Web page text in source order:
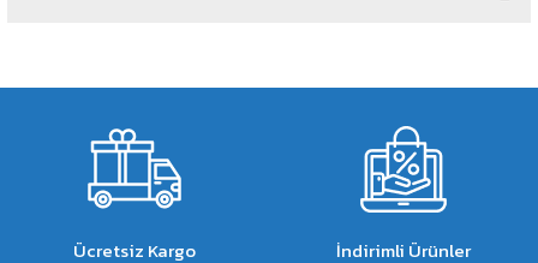
gördüğünüz noktaları öneri formunu kullanarak tarafımıza iletebilirsiniz.
Ürün resmi kalitesiz, bozuk veya görüntülenemiyor.
Ürün açıklamasında eksik bilgiler bulunuyor.
Ücretsiz Kargo İndirimli Ürünler